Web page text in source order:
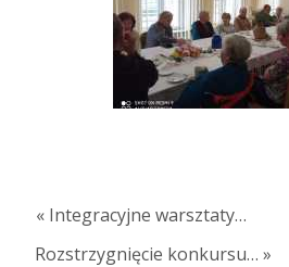
« Integracyjne warsztaty…
Rozstrzygnięcie konkursu… »